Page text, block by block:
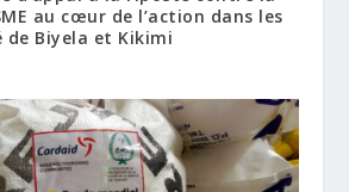
au cœur de l’action dans les
de Biyela et Kikimi